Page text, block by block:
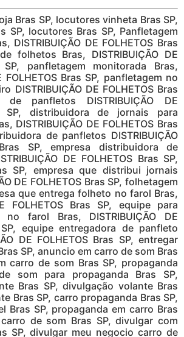
Bras SP, locutores vinheta Bras SP,
SP, locutores Bras SP, Panfletagem
DISTRIBUIÇÃO DE FOLHETOS Bras
folhetos Bras, DISTRIBUIÇÃO DE
SP, panfletagem monitorada Bras,
FOLHETOS Bras SP, panfletagem no
DISTRIBUIÇÃO DE FOLHETOS Bras
de panfletos DISTRIBUIÇÃO DE
SP, distribuidora de jornais para
DISTRIBUIÇÃO DE FOLHETOS Bras
de panfletos DISTRIBUIÇÃO
SP, empresa distribuidora de
DE FOLHETOS Bras SP,
SP, empresa que distribui jornais
DE FOLHETOS Bras SP, folhetagem
que entrega folheto no farol Bras,
FOLHETOS Bras SP, equipe para
farol Bras, DISTRIBUIÇÃO DE
SP, equipe entregadora de panfleto
DE FOLHETOS Bras SP, entregar
SP, anuncio em carro de som Bras
carro de som Bras SP, propaganda
som para propaganda Bras SP,
Bras SP, divulgação volante Bras
Bras SP, carro propaganda Bras SP,
Bras SP, propaganda em carro Bras
de som Bras SP, divulgar com
SP, divulgar meu negocio carro de